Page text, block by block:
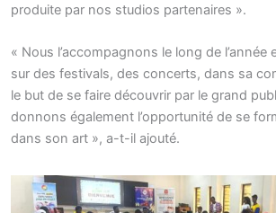
produite par nos studios partenaires ».
« Nous l’accompagnons le long de
sur des festivals, des concerts, dans sa
le but de se faire découvrir par le grand
donnons également l’opportunité de se
dans son art », a-t-il ajouté.